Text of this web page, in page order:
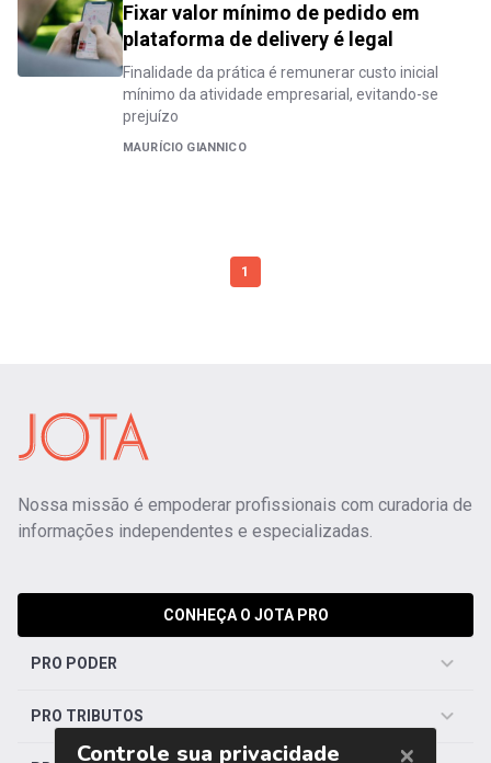
Fixar valor mínimo de pedido em
plataforma de delivery é legal
Finalidade da prática é remunerar custo inicial
mínimo da atividade empresarial, evitando-se
prejuízo
MAURÍCIO GIANNICO
1
Nossa missão é empoderar profissionais com curadoria de
informações independentes e especializadas.
CONHEÇA O JOTA PRO
PRO PODER
PRO TRIBUTOS